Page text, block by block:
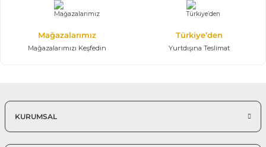
Mağazalarımız
Mağazalarımızı Keşfedin
Türkiye’den
Yurtdışına Teslimat
KURUMSAL